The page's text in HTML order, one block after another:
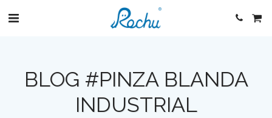
BLOG #PINZA BLANDA
INDUSTRIAL